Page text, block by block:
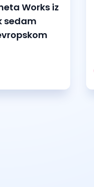
Works iz
sedam